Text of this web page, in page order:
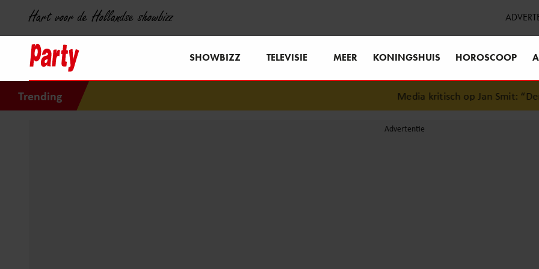
Hart voor de Hollandse showbizz
SHOWBIZZ TELEVISIE MEER KONINGSHUIS HOROSCOOP
Trending Media kritisch op Jan Smit: